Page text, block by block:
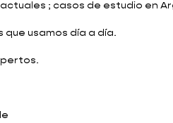
; casos de estudio en
usamos día a día.